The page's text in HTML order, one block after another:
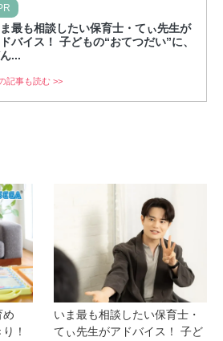
最も相談したい保育士・てぃ先生が
バイス！ 子どもの“おてつだい”に、
...
記事も読む >>
め
！
いま最も相談したい保育士・
てぃ先生がアドバイス！ 子ど